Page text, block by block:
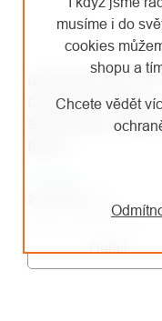
musíme i do
cookies
shopu a
Chcete vědět
ORTOVOX triko 230
Competition Long
Sleeve Men's Black
1 885,12 Kč bez DPH
Detail